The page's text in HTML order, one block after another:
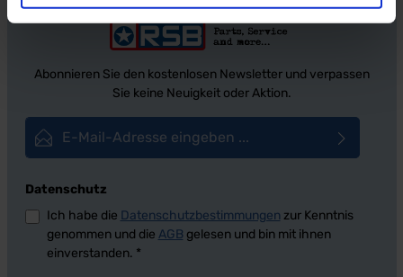
Abonnieren Sie den kostenlosen Newsletter und verpassen
Sie keine Neuigkeit oder Aktion.
Datenschutz
Ich habe die Datenschutzbestimmungen zur Kenntnis
genommen und die AGB gelesen und bin mit ihnen
einverstanden. *